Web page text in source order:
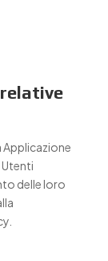
Utenti
delle loro